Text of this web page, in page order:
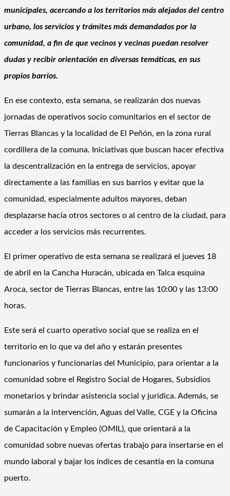
municipales, acercando a los territorios más alejados del centro
urbano, los servicios y trámites más demandados por la
comunidad, a fin de que vecinos y vecinas puedan resolver
dudas y recibir orientación en diversas temáticas, en sus
propios barrios.
En ese contexto, esta semana, se realizarán dos nuevas
jornadas de operativos socio comunitarios en el sector de
Tierras Blancas y la localidad de El Peñón, en la zona rural
cordillera de la comuna. Iniciativas que buscan hacer efectiva
la descentralización en la entrega de servicios, apoyar
directamente a las familias en sus barrios y evitar que la
comunidad, especialmente adultos mayores, deban
desplazarse hacia otros sectores o al centro de la ciudad, para
acceder a los servicios más recurrentes.
El primer operativo de esta semana se realizará el jueves 18
de abril en la Cancha Huracán, ubicada en Talca esquina
Aroca, sector de Tierras Blancas, entre las 10:00 y las 13:00
horas.
Este será el cuarto operativo social que se realiza en el
territorio en lo que va del año y estarán presentes
funcionarios y funcionarias del Municipio, para orientar a la
comunidad sobre el Registro Social de Hogares, Subsidios
monetarios y brindar asistencia social y jurídica. Además, se
sumarán a la intervención, Aguas del Valle, CGE y la Oficina
de Capacitación y Empleo (OMIL), que orientará a la
comunidad sobre nuevas ofertas trabajo para insertarse en el
mundo laboral y bajar los índices de cesantía en la comuna
puerto.